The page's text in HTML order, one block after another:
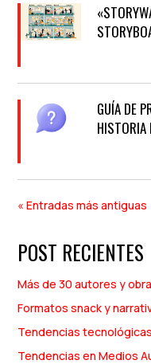
GUÍA DE
HISTORIA
« Entradas más antiguas
POST RECIENTES
Más de 30 autores y
Formatos snack y
Tendencias
Tendencias en Medios